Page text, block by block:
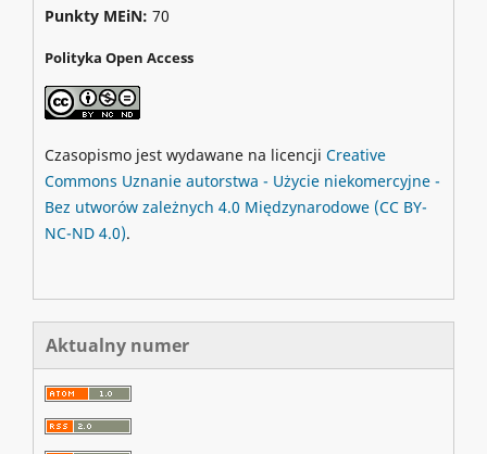
Punkty MEiN: 70
Polityka Open Access
Czasopismo jest wydawane na licencji Creative
Commons Uznanie autorstwa - Użycie niekomercyjne -
Bez utworów zależnych 4.0 Międzynarodowe (CC BY-
NC-ND 4.0).
Aktualny numer